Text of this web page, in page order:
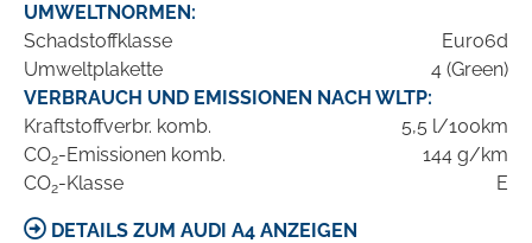
UMWELTNORMEN:
Schadstoffklasse
Euro6d
Umweltplakette
4 (Green)
VERBRAUCH UND EMISSIONEN NACH WLTP:
Kraftstoffverbr. komb.
5,5 l/100km
CO2-Emissionen komb.
144 g/km
CO2-Klasse E
DETAILS ZUM AUDI A4 ANZEIGEN